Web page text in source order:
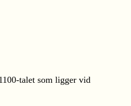
talet som ligger vid